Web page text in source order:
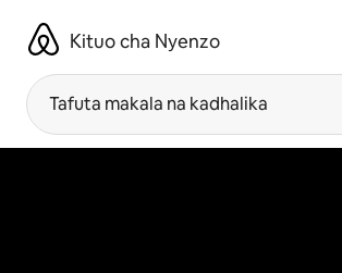
kwenda
kwenye
maudhui
Kituo cha Nyenzo
Tafuta makala na kadhalika